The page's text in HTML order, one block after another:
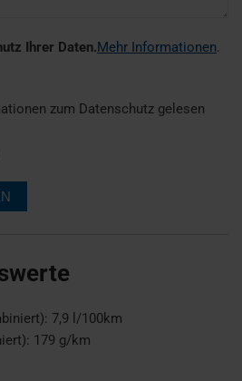
Ihrer Daten.Mehr Informationen.
zum Datenschutz gelesen
7,9 l/100km
179 g/km